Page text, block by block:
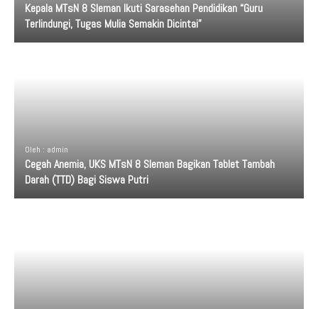
Kepala MTsN 8 Sleman Ikuti Sarasehan Pendidikan “Guru
Terlindungi, Tugas Mulia Semakin Dicintai”
Oleh : admin
Cegah Anemia, UKS MTsN 8 Sleman Bagikan Tablet Tambah
Darah (TTD) Bagi Siswa Putri